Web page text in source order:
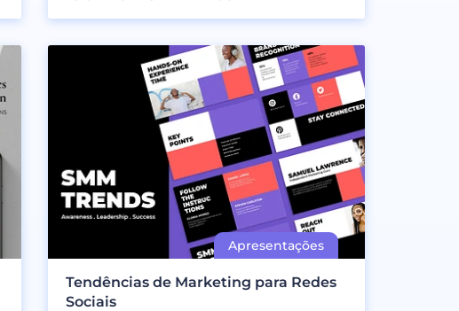
Tendências de Marketing para Redes
Sociais